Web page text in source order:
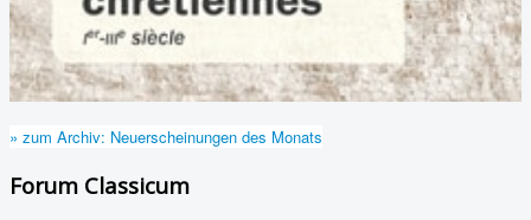
» zum Archiv: Neuerscheinungen des Monats
Forum Classicum